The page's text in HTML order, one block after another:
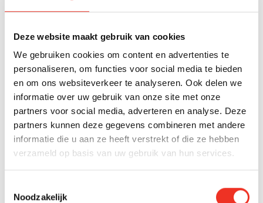
Deze website maakt gebruik van cookies
We gebruiken cookies om content en advertenties te
personaliseren, om functies voor social media te bieden
en om ons websiteverkeer te analyseren. Ook delen we
informatie over uw gebruik van onze site met onze
partners voor social media, adverteren en analyse. Deze
partners kunnen deze gegevens combineren met andere
informatie die u aan ze heeft verstrekt of die ze hebben
verzameld op basis van uw gebruik van hun services.
Noodzakelijk
Onder bod
Naaldwijk
Bizet 18
€ 399.000 k.k.
86 m
4 kamers C
ZOEKOPDRACHT
Niet gevonden wat je zoekt?
Laat ons je helpen en maak een gratis